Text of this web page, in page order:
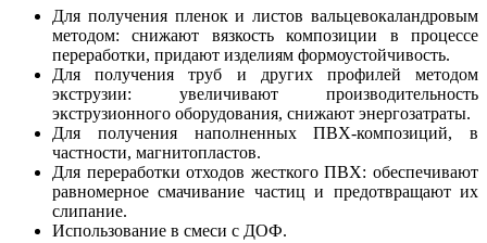
Для получения пленок и листов вальцевокаландровым
методом: снижают вязкость композиции в процессе
переработки, придают изделиям формоустойчивость.
Для получения труб и других профилей методом
экструзии: увеличивают производительность
экструзионного оборудования, снижают энергозатраты.
Для получения наполненных ПВХ-композиций, в
частности, магнитопластов.
Для переработки отходов жесткого ПВХ: обеспечивают
равномерное смачивание частиц и предотвращают их
слипание.
Использование в смеси с ДОФ.